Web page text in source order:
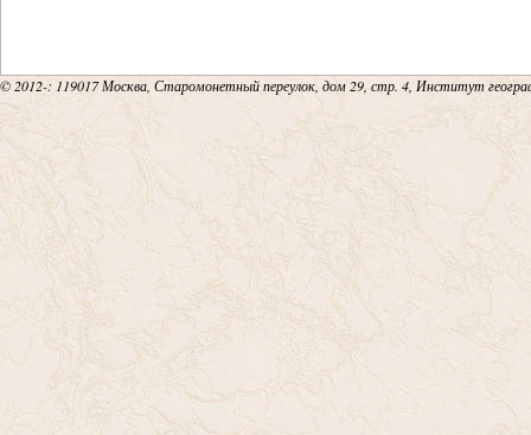
© 2012-: 119017 Москва, Старомонетный переулок, дом 29, стр. 4, Институт